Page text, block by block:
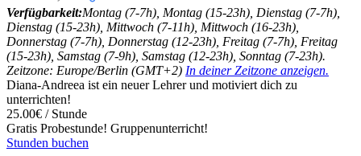
Verfügbarkeit:Montag (7-7h), Montag (15-23h), Dienstag (7-7h),
Dienstag (15-23h), Mittwoch (7-11h), Mittwoch (16-23h),
Donnerstag (7-7h), Donnerstag (12-23h), Freitag (7-7h), Freitag
(15-23h), Samstag (7-9h), Samstag (12-23h), Sonntag (7-23h).
Zeitzone: Europe/Berlin (GMT+2) In deiner Zeitzone anzeigen.
Diana-Andreea ist ein neuer Lehrer und motiviert dich zu
unterrichten!
25.00€ / Stunde
Gratis Probestunde! Gruppenunterricht!
Stunden buchen